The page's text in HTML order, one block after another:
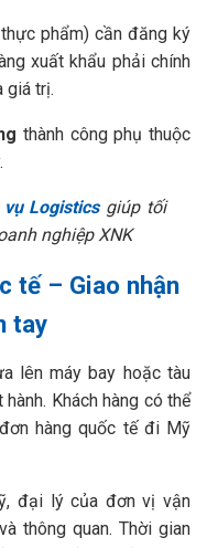
phẩm) cần đăng ký
xuất khẩu phải chính
giá trị.
thành công phụ thuộc
Logisticsgiúp tối
nghiệp XNK
tế – Giao nhận
tay
lên máy bay hoặc tàu
Khách hàng có thể
hàng quốc tế đi Mỹ
đại lý của đơn vị vận
thông quan. Thời gian